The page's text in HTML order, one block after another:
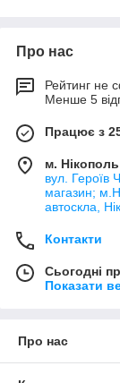
Про нас
Рейтинг не
Менше 5
Працює з
м. Нікополь
вул. Героїв
магазин;
автоскла,
Контакти
Сьогодні
Показати
Про нас